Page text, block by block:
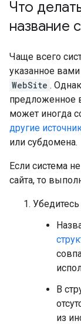
Что
название
Чаще всего
указанное
WebSite .
предложенное
может иногда
другие
или субдомена.
Если система
сайта, то
В
из